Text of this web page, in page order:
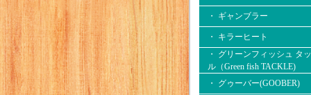
・ ギャンブラー
・ キラーヒート
・ グリーンフィッシュ タ
ル（Green fish TACKLE)
・ グゥーバー(GOOBER)